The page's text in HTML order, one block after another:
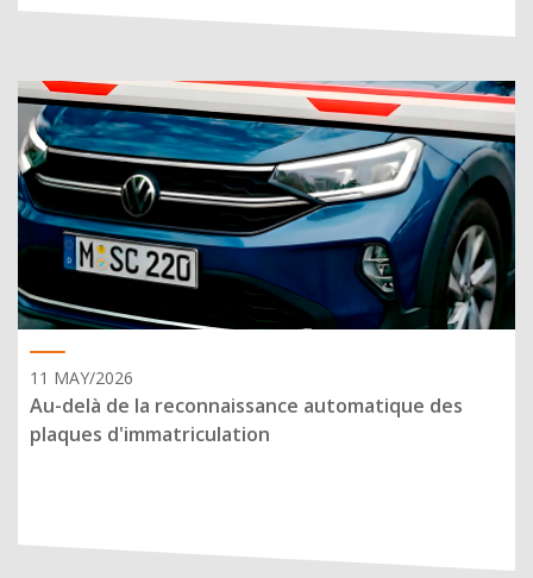
11 MAY/2026
Au-delà de la reconnaissance automatique des
plaques d'immatriculation